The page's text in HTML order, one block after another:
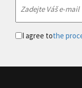
I agree tothe